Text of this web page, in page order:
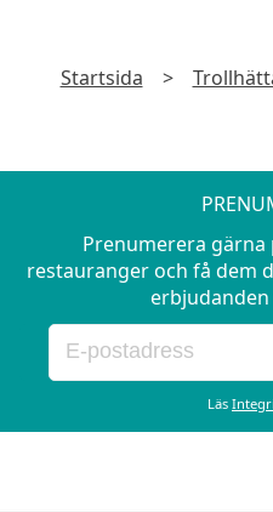
Startsida >
Prenumerera
restauranger och få dem
Läs